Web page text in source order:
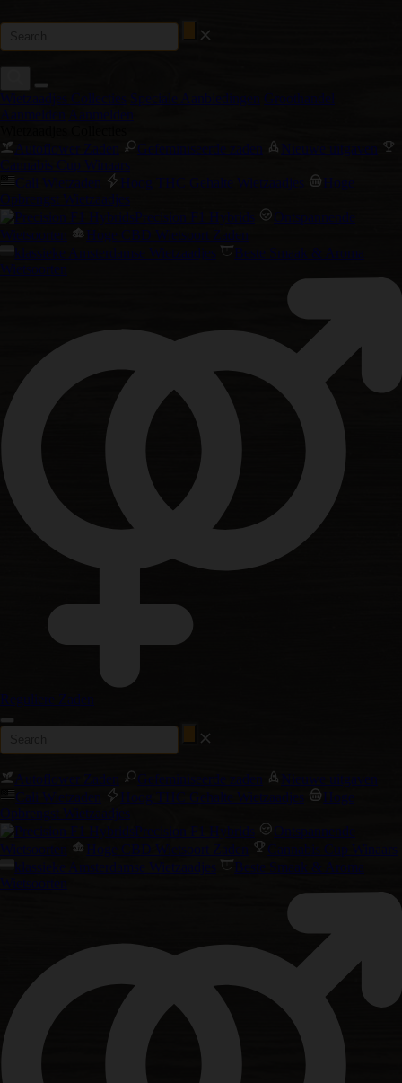
Wietzaadjes Collecties Speciale Aanbiedingen Groothandel
Aanmelden Aanmelden
Autoflower Zaden
Gefeminiseerde zaden
Nieuwe uitgaven
Cannabis Cup Winaars
Cali Wietzaden
Hoog THC Gehalte Wietzaadjes
Hoge
Opbrengst Wietzaadjes
Precision F1 Hybrids
Ontspannende
Wietsoorten
Hoge CBD Wietsoort Zaden
klassieke Amsterdamse Wietzaadjes
Beste Smaak & Aroma
Wietsoorten
Reguliere Zaden
Autoflower Zaden Gefeminiseerde zaden
Nieuwe uitgaven
Cali Wietzaden
Hoog THC Gehalte Wietzaadjes
Hoge
Opbrengst Wietzaadjes
Precision F1 Hybrids
Ontspannende
Wietsoorten
Hoge CBD Wietsoort Zaden
Cannabis Cup Winaars
klassieke Amsterdamse Wietzaadjes
Beste Smaak & Aroma
Wietsoorten